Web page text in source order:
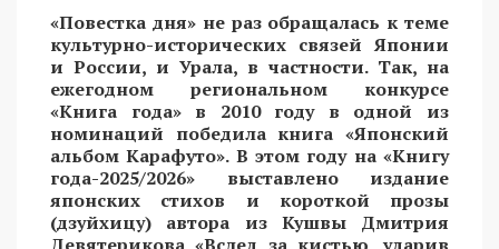
«Повестка дня» не раз обращалась к теме
культурно-исторических связей Японии
и России, и Урала, в частности. Так, на
ежегодном региональном конкурсе
«Книга года» в 2010 году в одной из
номинаций победила книга «Японский
альбом Карафуто». В этом году на «Книгу
года-2025/2026» выставлено издание
японских стихов и короткой прозы
(дзуйхицу) автора из Кушвы Дмитрия